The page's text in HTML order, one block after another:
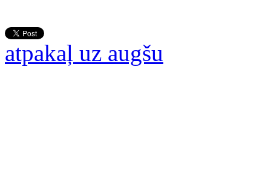
atpakaļ uz augšu